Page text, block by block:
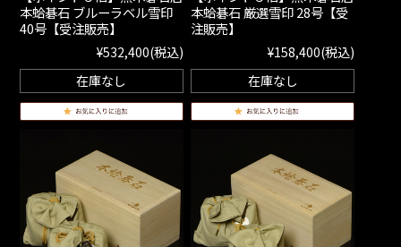
本蛤碁石 ブルーラベル雪印
40号【受注販売】
¥532,400(税込)
在庫なし
本蛤碁石 厳選雪印 28号【受
注販売】
¥158,400(税込)
在庫なし